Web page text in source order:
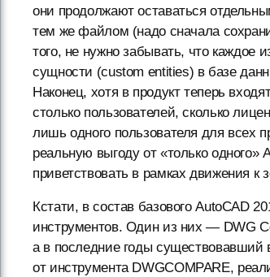
они продолжают оставаться
тем же файлом (надо сначала
того, не нужно забывать, что каждое
сущности (custom entities) в базе
Наконец, хотя в продукт теперь
столько пользователей, сколько
лишь одного пользователя для всех
реальную выгоду от «только одного»
приветствовать в рамках движения к
Кстати, в состав базового AutoCAD
инструментов. Один из них — DWG
а в последние годы существовавший
от инструмента DWGCOMPARE,